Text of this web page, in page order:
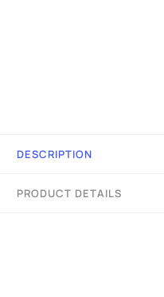
DESCRIPTION
PRODUCT DETAILS